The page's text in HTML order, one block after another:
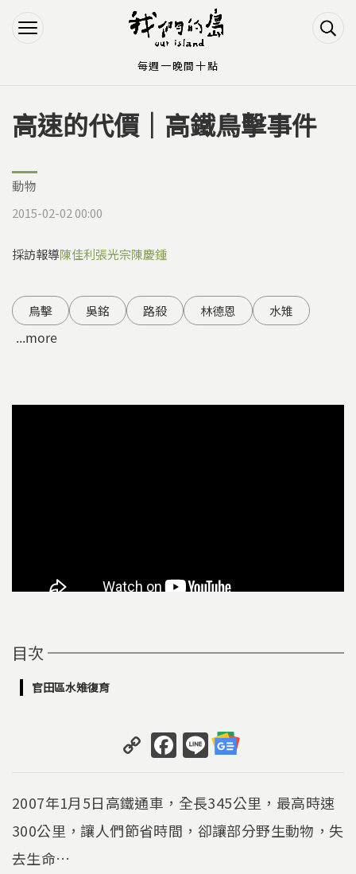
Jump to Navigation
Jump to Main content
您在這裡
高速的代價｜高鐵鳥擊事件
動物
2015-02-02 00:00
採訪報導陳佳利張光宗陳慶鍾
鳥擊 吳銘 路殺 林德恩 水雉
...more
目次
官田區水雉復育
C
o
p
y
Li
F
a
c
e
b
Li
n
e
2007年1月5日高鐵通車，全長345公里，最高時速
300公里，讓人們節省時間，卻讓部分野生動物，失
去生命…
每週一晚間十點